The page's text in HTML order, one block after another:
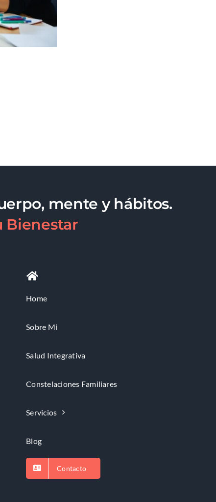
mente y hábitos.
Bienestar
Home
Sobre Mi
Salud Integrativa
Constelaciones Familiares
Servicios
Blog
Contacto